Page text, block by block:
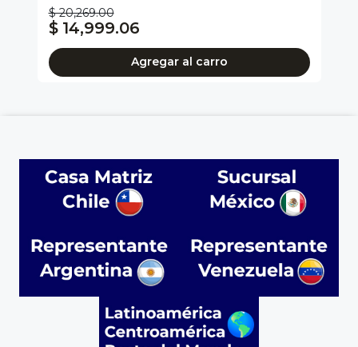
$ 20,269.00
$ 14,999.06
Agregar al carro